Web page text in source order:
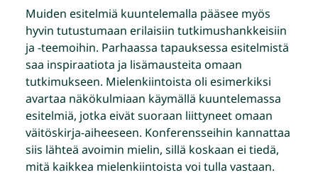
Muiden esitelmiä kuuntelemalla pääsee myös
hyvin tutustumaan erilaisiin tutkimushankkeisiin
ja -teemoihin. Parhaassa tapauksessa esitelmistä
saa inspiraatiota ja lisämausteita omaan
tutkimukseen. Mielenkiintoista oli esimerkiksi
avartaa näkökulmiaan käymällä kuuntelemassa
esitelmiä, jotka eivät suoraan liittyneet omaan
väitöskirja-aiheeseen. Konferensseihin kannattaa
siis lähteä avoimin mielin, sillä koskaan ei tiedä,
mitä kaikkea mielenkiintoista voi tulla vastaan.